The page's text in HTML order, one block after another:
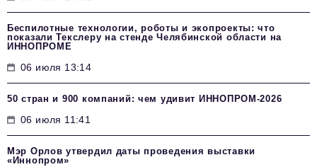
Беспилотные технологии, роботы и экопроекты: что
показали Текслеру на стенде Челябинской области на
ИННОПРОМЕ
06 июля 13:14
50 стран и 900 компаний: чем удивит ИННОПРОМ‑2026
06 июля 11:41
Мэр Орлов утвердил даты проведения выставки
«Иннопром»